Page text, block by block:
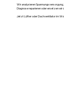
Wir analysieren
Diagnose reparieren oder ersetzen wir
Jetzt Lüfter oder Dachventilator im